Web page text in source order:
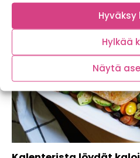
Hyväksy
Hylkää
Näytä